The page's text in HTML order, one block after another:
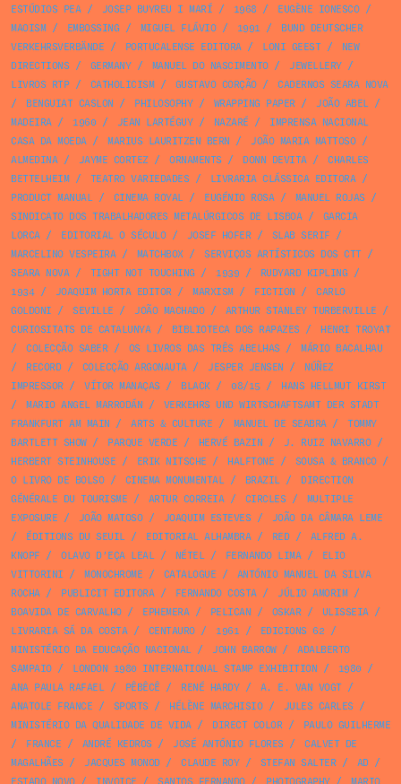
ESTÚDIOS PEA/ JOSEP BUYREU I MARÍ / 1968 / EUGÈNE IONESCO/
MAOISM/ EMBOSSING / MIGUEL FLÁVIO/ 1991 /
BUND DEUTSCHER
VERKEHRSVERBÄNDE / PORTUCALENSE EDITORA/ LONI GEEST/
NEW
DIRECTIONS / GERMANY/ MANUEL DO NASCIMENTO/ JEWELLERY/
LIVROS RTP/ CATHOLICISM/ GUSTAVO CORÇÃO/
CADERNOS SEARA NOVA
/
BENGUIAT CASLON / PHILOSOPHY/ WRAPPING PAPER/ JOÃO ABEL/
MADEIRA/ 1960 / JEAN LARTÉGUY/ NAZARÉ /
IMPRENSA NACIONAL
CASA DA MOEDA/ MARIUS LAURITZEN BERN / JOÃO MARIA MATTOSO/
ALMEDINA/ JAYME CORTEZ / ORNAMENTS / DONN DEVITA/
CHARLES
BETTELHEIM/ TEATRO VARIEDADES / LIVRARIA CLÁSSICA EDITORA/
PRODUCT MANUAL/ CINEMA ROYAL/ EUGÉNIO ROSA/ MANUEL ROJAS /
SINDICATO DOS TRABALHADORES METALÚRGICOS DE LISBOA/
GARCIA
LORCA/ EDITORIAL O SÉCULO/ JOSEF HOFER/ SLAB SERIF /
MARCELINO VESPEIRA/ MATCHBOX/ SERVIÇOS ARTÍSTICOS DOS CTT/
SEARA NOVA/ TIGHT NOT TOUCHING / 1939 / RUDYARD KIPLING /
1934/ JOAQUIM HORTA EDITOR/ MARXISM/ FICTION /
CARLO
GOLDONI / SEVILLE / JOÃO MACHADO/ ARTHUR STANLEY TURBERVILLE /
CURIOSITATS DE CATALUNYA/ BIBLIOTECA DOS RAPAZES /
HENRI TROYAT
/
COLECÇÃO SABER/ OS LIVROS DAS TRÊS ABELHAS /
MÁRIO BACALHAU
/
RECORD/ COLECÇÃO ARGONAUTA/ JESPER JENSEN /
NÚÑEZ
IMPRESSOR/ VÍTOR MANAÇAS / BLACK/ 08/15 /
HANS HELLMUT KIRST
/
MARIO ANGEL MARRODÁN /
VERKEHRS UND WIRTSCHAFTSAMT DER STADT
FRANKFURT AM MAIN / ARTS & CULTURE / MANUEL DE SEABRA/
TOMMY
BARTLETT SHOW/ PARQUE VERDE / HERVÉ BAZIN / J. RUIZ NAVARRO/
HERBERT STEINHOUSE / ERIK NITSCHE / HALFTONE / SOUSA & BRANCO/
O LIVRO DE BOLSO/ CINEMA MONUMENTAL/ BRAZIL/
DIRECTION
GÉNÉRALE DU TOURISME / ARTUR CORREIA/ CIRCLES /
MULTIPLE
EXPOSURE / JOÃO MATOSO/ JOAQUIM ESTEVES /
JOÃO DA CÂMARA LEME
/
ÉDITIONS DU SEUIL/ EDITORIAL ALHAMBRA/ RED/
ALFRED A.
KNOPF / OLAVO D’EÇA LEAL/ NÉTEL/ FERNANDO LIMA/
ELIO
VITTORINI / MONOCHROME / CATALOGUE /
ANTÓNIO MANUEL DA SILVA
ROCHA/ PUBLICIT EDITORA/ FERNANDO COSTA/ JÚLIO AMORIM/
BOAVIDA DE CARVALHO/ EPHEMERA/ PELICAN / OSKAR/ ULISSEIA/
LIVRARIA SÁ DA COSTA/ CENTAURO/ 1961 / EDICIONS 62 /
MINISTÉRIO DA EDUCAÇÃO NACIONAL/ JOHN BARROW/
ADALBERTO
SAMPAIO/ LONDON 1980 INTERNATIONAL STAMP EXHIBITION / 1980 /
ANA PAULA RAFAEL/ PÊBÊCÊ / RENÉ HARDY/ A. E. VAN VOGT/
ANATOLE FRANCE / SPORTS / HÉLÈNE MARCHISIO/ JULES CARLES /
MINISTÉRIO DA QUALIDADE DE VIDA/ DIRECT COLOR/
PAULO GUILHERME
/
FRANCE / ANDRÉ KEDROS / JOSÉ ANTÓNIO FLORES /
CALVET DE
MAGALHÃES / JACQUES MONOD/ CLAUDE ROY/ STEFAN SALTER/ AD/